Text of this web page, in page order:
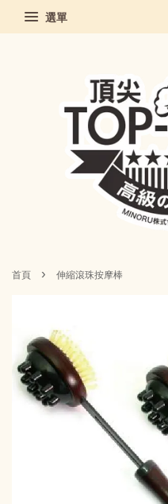
選單
首頁 › 伸縮滾珠按摩棒